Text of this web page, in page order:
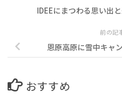
IDEEにまつわる思い出
前の記
恩原高原に雪中キャ
おすすめ